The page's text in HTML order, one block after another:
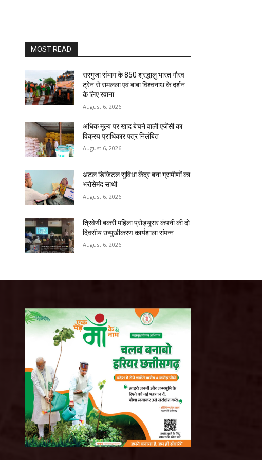
MOST READ
सरगुजा संभाग के 850 श्रद्धालु भारत गौरव
ट्रेन से रामलला एवं बाबा विश्वनाथ के दर्शन
के लिए रवाना
August 6, 2026
अधिक मूल्य पर खाद बेचने वाली एजेंसी का
विक्रय प्राधिकार पत्र निलंबित
August 6, 2026
अटल डिजिटल सुविधा केंद्र बना ग्रामीणों का
भरोसेमंद साथी
August 6, 2026
त्रिवेणी बकरी महिला प्रोड्यूसर कंपनी की दो
दिवसीय उन्मुखीकरण कार्यशाला संपन्न
August 6, 2026